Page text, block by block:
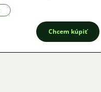
Chcem kúpiť